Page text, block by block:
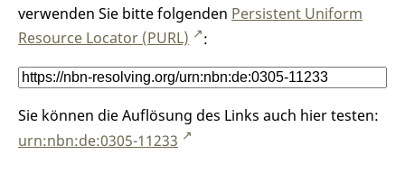
verwenden Sie bitte folgenden Persistent Uniform
Resource Locator (PURL)
:
Sie können die Auflösung des Links auch hier testen:
urn:nbn:de:0305-11233